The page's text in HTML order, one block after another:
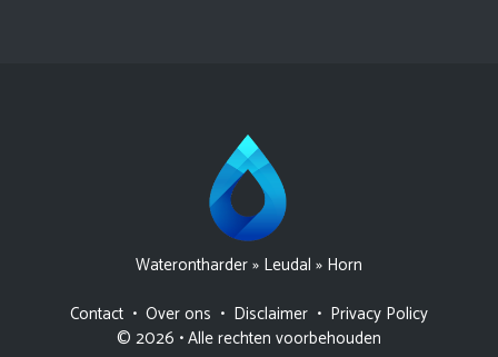
Waterontharder» Leudal » Horn
Contact • Over ons • Disclaimer • Privacy Policy
© 2026 • Alle rechten voorbehouden